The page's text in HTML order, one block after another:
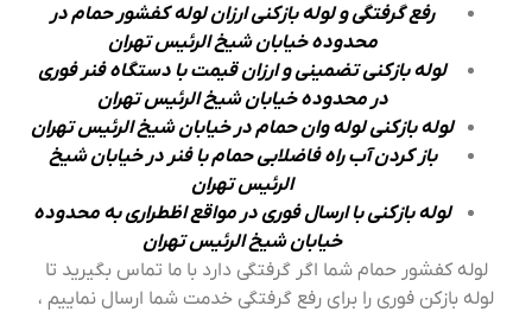
رفع گرفتگی و لوله بازکنی ارزان لوله کفشور حمام در
محدوده خیابان شیخ الرئیس تهران
لوله بازکنی تضمینی و ارزان قیمت با دستگاه فنر فوری
در محدوده خیابان شیخ الرئیس تهران
لوله بازکنی لوله وان حمام در خیابان شیخ الرئیس تهران
باز کردن آب راه فاضلابی حمام با فنر در خیابان شیخ
الرئیس تهران
لوله بازکنی با ارسال فوری در مواقع اظطراری به محدوده
خیابان شیخ الرئیس تهران
لوله کفشور حمام شما اگر گرفتگی دارد با ما تماس بگیرید تا
لوله بازکن فوری را برای رفع گرفتگی خدمت شما ارسال نماییم ،